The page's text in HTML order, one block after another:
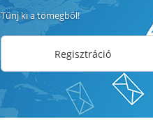
Tűnj ki a tömegből!
Regisztráció